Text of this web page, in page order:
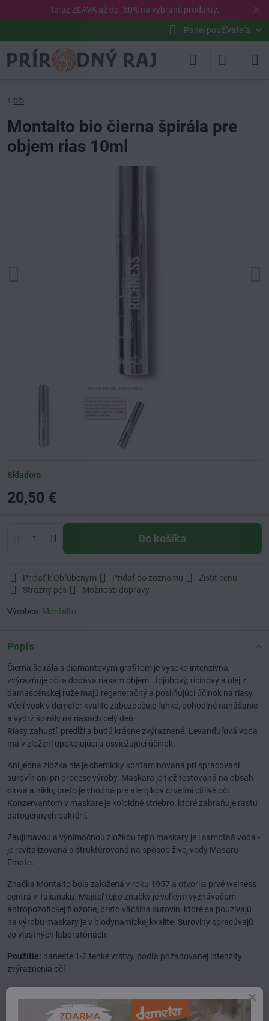
✕
Teraz ZĽAVA až do -60% na vybrané produkty
Panel používateľa
oči
Montalto bio čierna špirála pre
objem rias 10ml
Skladom
20,50 €
Do košíka
Pridať k Obľúbeným Pridať do zoznamu
Zistiť cenu
Strážny pes
Možnosti dopravy
Výrobca: Montalto
Popis
Čierna špirála s diamantovým grafitom je vysoko intenzívna,
zvýrazňuje oči a dodáva riasam objem. Jojobový, ricínový a olej z
damascénskej ruže majú regeneračný a posilňujúci účinok na riasy.
Včelí vosk v demeter kvalite zabezpečuje ľahké, pohodlné nanášanie
a výdrž špirály na riasach celý deň.
Riasy zahustí, predĺži a budú krásne zvýraznené. Levanduľová voda
má v zložení upokojujúci a osviežujúci účinok.
Ani jedna zložka nie je chemicky kontaminovaná pri spracovaní
surovín ani pri procese výroby. Maskara je tiež testovaná na obsah
olova a niklu, preto je vhodná pre alergikov či veľmi citlivé oči.
Konzervantom v maskare je koloidné striebro, ktoré zabraňuje rastu
patogénnych baktérií.
Zaujímavou a výnimočnou zložkou tejto maskary je i samotná voda -
je revitalizovaná a štruktúrovaná na spôsob živej vody Masaru
Emoto.
Značka Montalto bola založená v roku 1957 a otvorila prvé welness
centrá v Taliansku. Majiteľ tejto značky je veľkým vyznávačom
antropozofickej filozofie, preto väčšina surovín, ktoré sa používajú
na výrobu maskary je v biodynamickej kvalite. Suroviny spracúvajú
vo vlastných laboratóriách.
Použitie: naneste 1-2 tenké vrstvy, podľa požadovanej intenzity
zvýraznenia očí
Zloženie:Glucose, Aqua (water), Lavandula angustifolia (lavander)
flower water, Mica, Cetyl babassuate, Theobroma grandiflorum seed
butter, Cera alba (beeswax), Ricinus communis (castor) seed oil,